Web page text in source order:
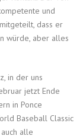
und
dass er
würde, aber alles
in der uns
jetzt Ende
in Ponce
Baseball Classic
alle